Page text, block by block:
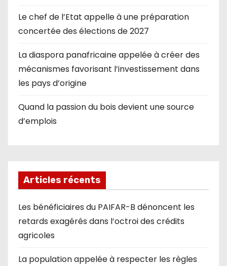
Le chef de l’Etat appelle à une préparation
concertée des élections de 2027
La diaspora panafricaine appelée à créer des
mécanismes favorisant l’investissement dans
les pays d’origine
Quand la passion du bois devient une source
d’emplois
Articles récents
Les bénéficiaires du PAIFAR-B dénoncent les
retards exagérés dans l’octroi des crédits
agricoles
La population appelée à respecter les règles